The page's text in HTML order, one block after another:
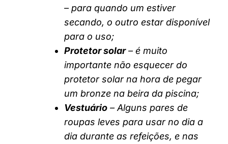
– para quando um estiver
secando, o outro estar disponível
para o uso;
Protetor solar– é muito
importante não esquecer do
protetor solar na hora de pegar
um bronze na beira da piscina;
Vestuário – Alguns pares de
roupas leves para usar no dia a
dia durante as refeições, e nas